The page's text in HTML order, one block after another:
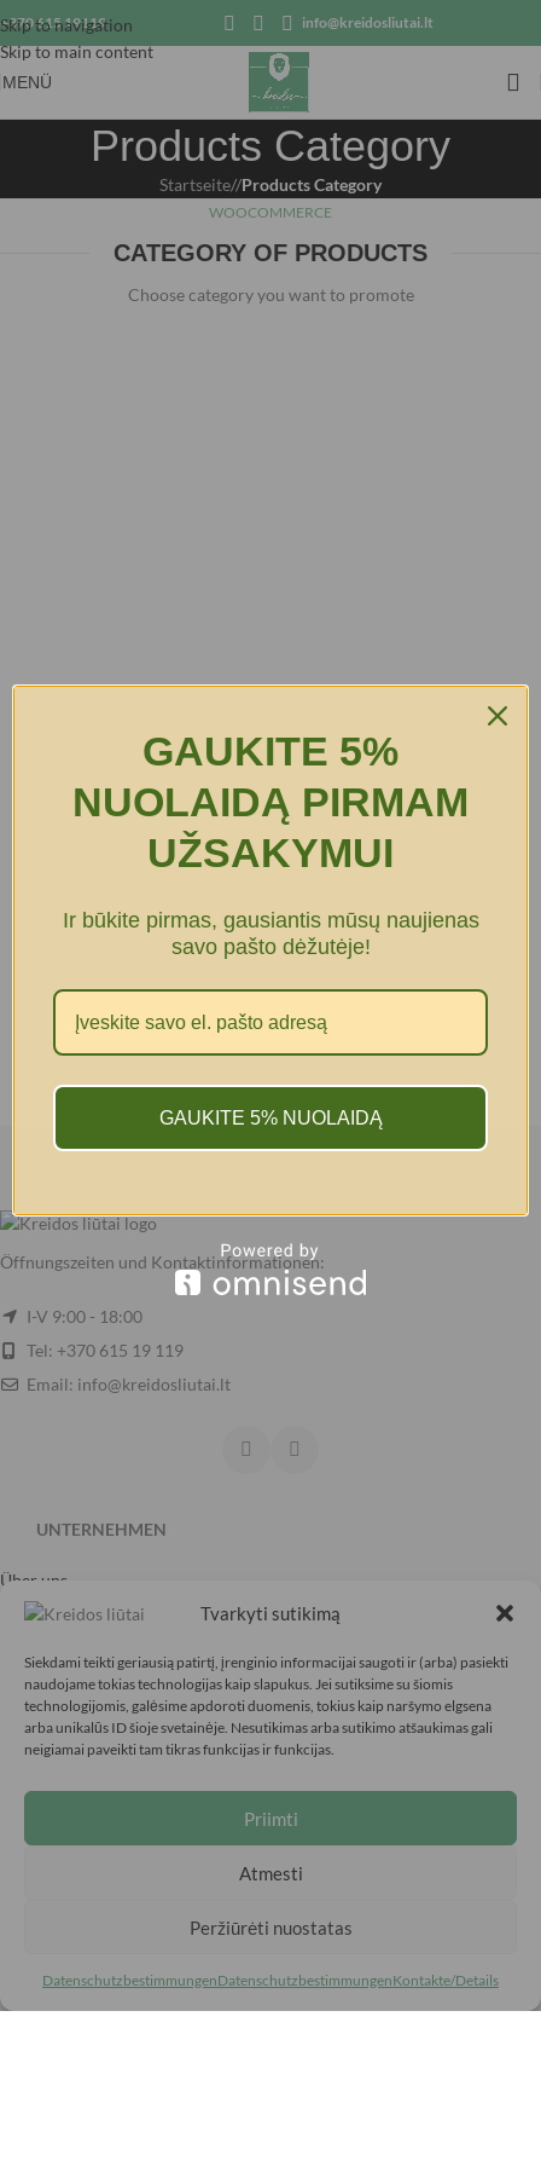
Tvarkyti sutikimą
Siekdami teikti geriausią patirtį, įrenginio informacijai saugoti ir (arba) pasiekti
naudojame tokias technologijas kaip slapukus. Jei sutiksime su šiomis
technologijomis, galėsime apdoroti duomenis, tokius kaip naršymo elgsena
arba unikalūs ID šioje svetainėje. Nesutikimas arba sutikimo atšaukimas gali
neigiamai paveikti tam tikras funkcijas ir funkcijas.
Priimti
Atmesti
Peržiūrėti nuostatas
DatenschutzbestimmungenDatenschutzbestimmungenKontakte/Details
Skip to navigation
Skip to main content
+370 615 19119 info@kreidosliutai.lt
MENÜ
Products Category
Startseite/ Products Category
WOOCOMMERCE
CATEGORY OF PRODUCTS
Choose category you want to promote
Öffnungszeiten und Kontaktinformationen:
I-V 9:00 - 18:00
Tel: +370 615 19 119
Email: info@kreidosliutai.lt
UNTERNEHMEN
Über uns
Karriere
Kontakte/Voraussetzungen
Kaufbedingungen
Bedingungen für die Rücksendung von Waren
GAUKITE 5%
NUOLAIDĄ PIRMAM
UŽSAKYMUI
Ir būkite pirmas, gausiantis mūsų naujienas
savo pašto dėžutėje!
GAUKITE 5% NUOLAIDĄ